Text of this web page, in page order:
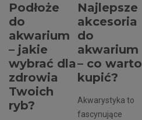
Podłoże
do
akwarium
– jakie
wybrać dla
zdrowia
Twoich
ryb?
Najlepsze
akcesoria
do
akwarium
– co warto
kupić?
Akwarystyka to
fascynujące